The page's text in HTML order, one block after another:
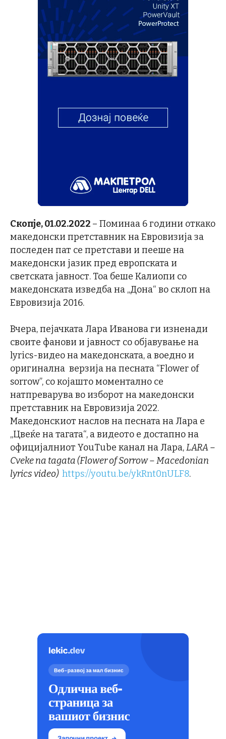
Скопје, 01.02.2022 – Поминаа 6 години откако
македонски претставник на Евровизија за
последен пат се претстави и пееше на
македонски јазик пред европската и
светската јавност. Тоа беше Калиопи со
македонската изведба на „Дона“ во склоп на
Евровизија 2016.
Вчера, пејачката Лара Иванова ги изненади
своите фанови и јавност со објавување на
lyrics-видео на македонската, а воедно и
оригинална верзија на песната “Flower of
sorrow”, со којашто моментално се
натпреварува во изборот на македонски
претставник на Евровизија 2022.
Македонскиот наслов на песната на Лара е
„Цвеќе на тагата“, а видеото е достапно на
официјалниот YouTube канал на Лара,LARA –
Cveke na tagata (Flower of Sorrow – Macedonian
lyrics video) https://youtu.be/ykRnt0nULF8.